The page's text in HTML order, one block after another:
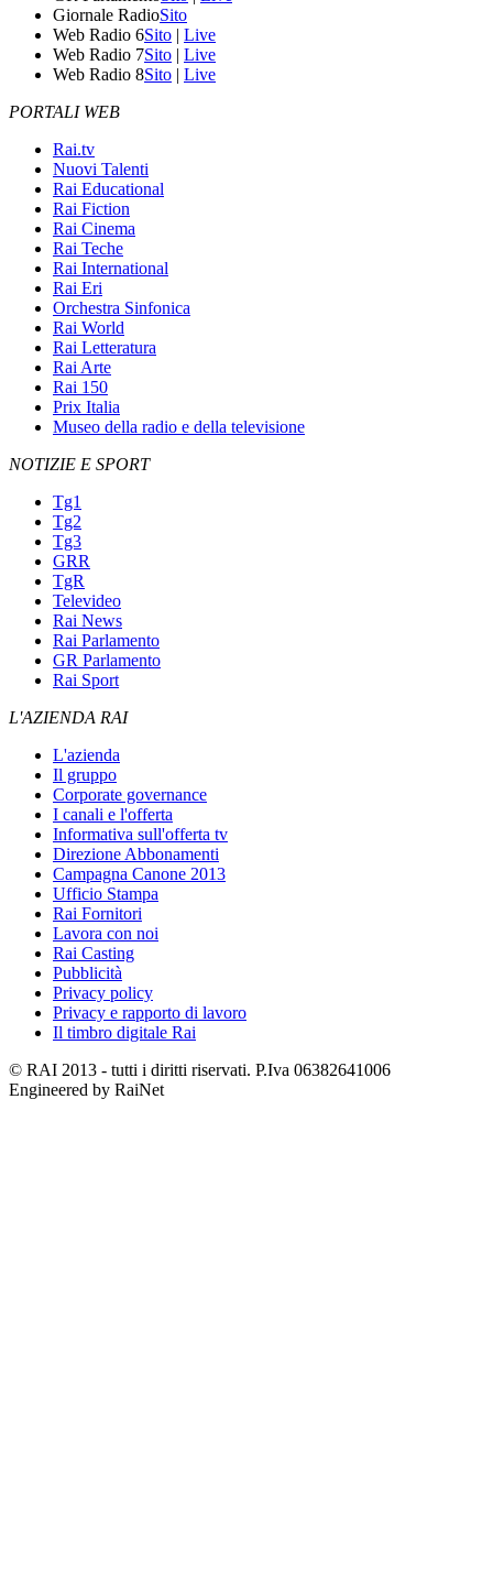
Giornale RadioSito
Web Radio 6Sito | Live
Web Radio 7Sito | Live
Web Radio 8Sito | Live
PORTALI WEB
Rai.tv
Nuovi Talenti
Rai Educational
Rai Fiction
Rai Cinema
Rai Teche
Rai International
Rai Eri
Orchestra Sinfonica
Rai World
Rai Letteratura
Rai Arte
Rai 150
Prix Italia
Museo della radio e della televisione
NOTIZIE E SPORT
Tg1
Tg2
Tg3
GRR
TgR
Televideo
Rai News
Rai Parlamento
GR Parlamento
Rai Sport
L'AZIENDA RAI
L'azienda
Il gruppo
Corporate governance
I canali e l'offerta
Informativa sull'offerta tv
Direzione Abbonamenti
Campagna Canone 2013
Ufficio Stampa
Rai Fornitori
Lavora con noi
Rai Casting
Pubblicità
Privacy policy
Privacy e rapporto di lavoro
Il timbro digitale Rai
© RAI 2013 - tutti i diritti riservati. P.Iva 06382641006
Engineered by RaiNet